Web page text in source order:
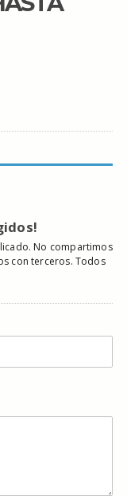
No compartimos
con terceros. Todos